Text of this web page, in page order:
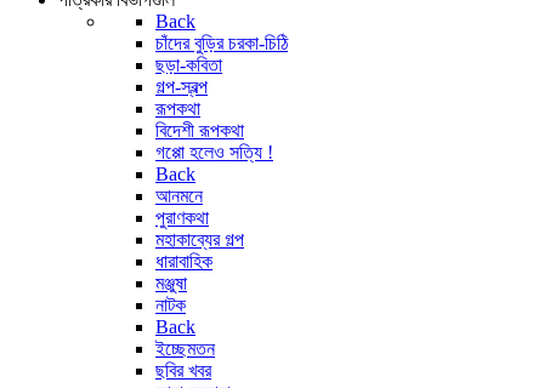
Back
চাঁদের বুড়ির চরকা-চিঠি
ছড়া-কবিতা
গল্প-স্বল্প
রূপকথা
বিদেশী রূপকথা
গপ্পো হলেও সত্যি !
Back
আনমনে
পুরাণকথা
মহাকাব্যের গল্প
ধারাবাহিক
মঞ্জুষা
নাটক
Back
ইচ্ছেমতন
ছবির খবর